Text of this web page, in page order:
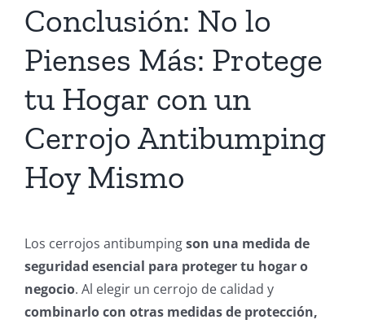
Conclusión: No lo
Pienses Más: Protege
tu Hogar con un
Cerrojo Antibumping
Hoy Mismo
Los cerrojos antibumpingson una medida de
seguridad esencial para proteger tu hogar o
negocio. Al elegir un cerrojo de calidad y
combinarlo con otras medidas de protección,